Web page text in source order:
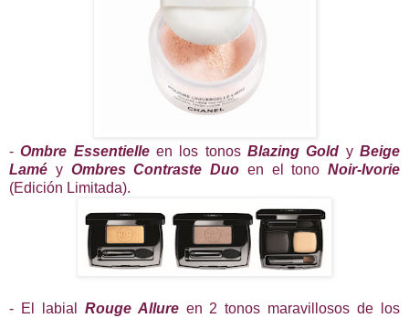
-Ombre Essentielleen los tonosBlazing Gold y Beige
Lamé y Ombres Contraste Duo en el tono Noir-Ivorie
(Edición Limitada).
- El labial Rouge Allureen 2 tonos maravillosos de los